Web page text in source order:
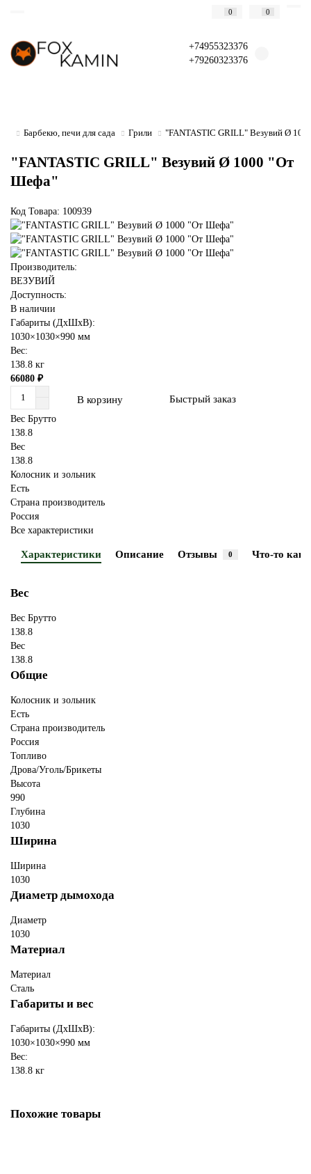
0 0
+74955323376
+79260323376
Барбекю, печи для сада Грили "FANTASTIC GRILL" Везувий Ø
"FANTASTIC GRILL" Везувий Ø 1000 "От
Шефа"
Код Товара: 100939
Производитель:
ВЕЗУВИЙ
Доступность:
В наличии
Габариты (ДхШхВ):
1030×1030×990 мм
Вес:
138.8 кг
66080 ₽
В корзину Быстрый заказ
Вес Брутто
138.8
Вес
138.8
Колосник и зольник
Есть
Страна производитель
Россия
Все характеристики
Характеристики Описание Отзывы 0 Что-то как-
Вес
Вес Брутто
138.8
Вес
138.8
Общие
Колосник и зольник
Есть
Страна производитель
Россия
Топливо
Дрова/Уголь/Брикеты
Высота
990
Глубина
1030
Ширина
Ширина
1030
Диаметр дымохода
Диаметр
1030
Материал
Материал
Сталь
Габариты и вес
Габариты (ДхШхВ):
1030×1030×990 мм
Вес:
138.8 кг
Похожие товары